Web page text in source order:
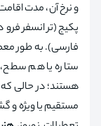
و نرخ آن، مدت
پکیج (ترانسفر
فارسی). به طور
ستاره یا هم‌
هستند؛ در حالی
مستقیم یا ویژه و